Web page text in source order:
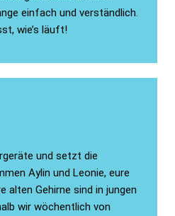
einfach und verständlich.
wie’s läuft!
und setzt die
Aylin und Leonie, eure
alten Gehirne sind in jungen
wir wöchentlich von